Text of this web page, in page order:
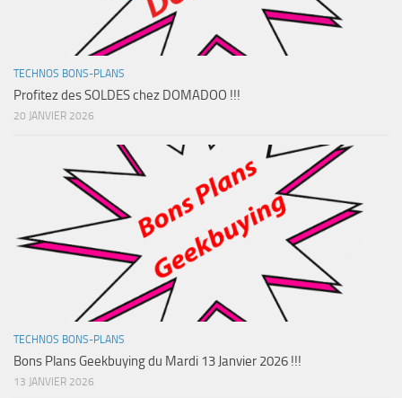
TECHNOS BONS-PLANS
Profitez des SOLDES chez DOMADOO !!!
20 JANVIER 2026
TECHNOS BONS-PLANS
Bons Plans Geekbuying du Mardi 13 Janvier 2026 !!!
13 JANVIER 2026